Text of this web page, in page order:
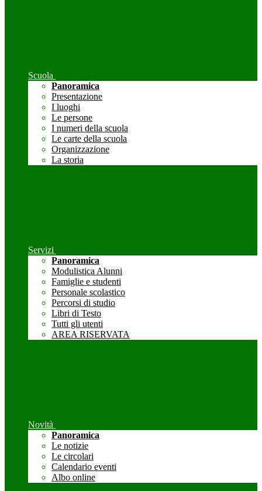
Scuola
Panoramica
Presentazione
I luoghi
Le persone
I numeri della scuola
Le carte della scuola
Organizzazione
La storia
Servizi
Panoramica
Modulistica Alunni
Famiglie e studenti
Personale scolastico
Percorsi di studio
Libri di Testo
Tutti gli utenti
AREA RISERVATA
Novità
Panoramica
Le notizie
Le circolari
Calendario eventi
Albo online